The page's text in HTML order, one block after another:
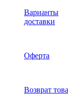
Варианты
доставки
Оферта
Возврат